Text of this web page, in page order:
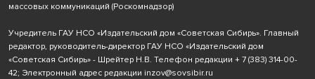
массовых коммуникаций (Роскомнадзор)
Учредитель ГАУ НСО «Издательский дом «Советская Сибирь». Главный
редактор, руководитель-директор ГАУ НСО «Издательский дом
«Советская Сибирь» - Шрейтер Н.В. Телефон редакции + 7 (383) 314-00-
42; Электронный адрес редакции inzov@sovsibir.ru